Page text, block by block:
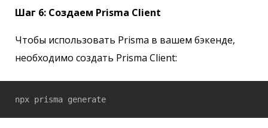
Шаг 6: Создаем Prisma Client
Чтобы использовать Prisma в вашем бэкенде,
необходимо создать Prisma Client:
npx prisma generate